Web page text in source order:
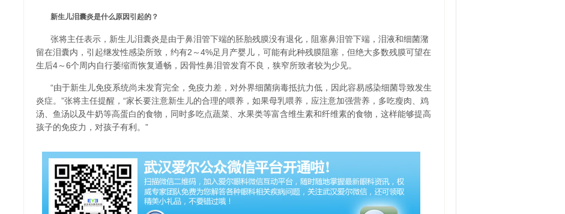
新生儿泪囊炎是什么原因引起的？
张将主任表示，新生儿泪囊炎是由于鼻泪管下端的胚胎残膜没有退化，阻塞鼻泪管下端，泪液和细菌潴
留在泪囊内，引起继发性感染所致，约有2～4%足月产婴儿，可能有此种残膜阻塞，但绝大多数残膜可望在
生后4～6个周内自行萎缩而恢复通畅，因骨性鼻泪管发育不良，狭窄所致者较为少见。
“由于新生儿免疫系统尚未发育完全，免疫力差，对外界细菌病毒抵抗力低，因此容易感染细菌导致发生
炎症。”张将主任提醒，“家长要注意新生儿的合理的喂养，如果母乳喂养，应注意加强营养，多吃瘦肉、鸡
汤、鱼汤以及牛奶等高蛋白的食物，同时多吃点蔬菜、水果类等富含维生素和纤维素的食物，这样能够提高
孩子的免疫力，对孩子有利。”